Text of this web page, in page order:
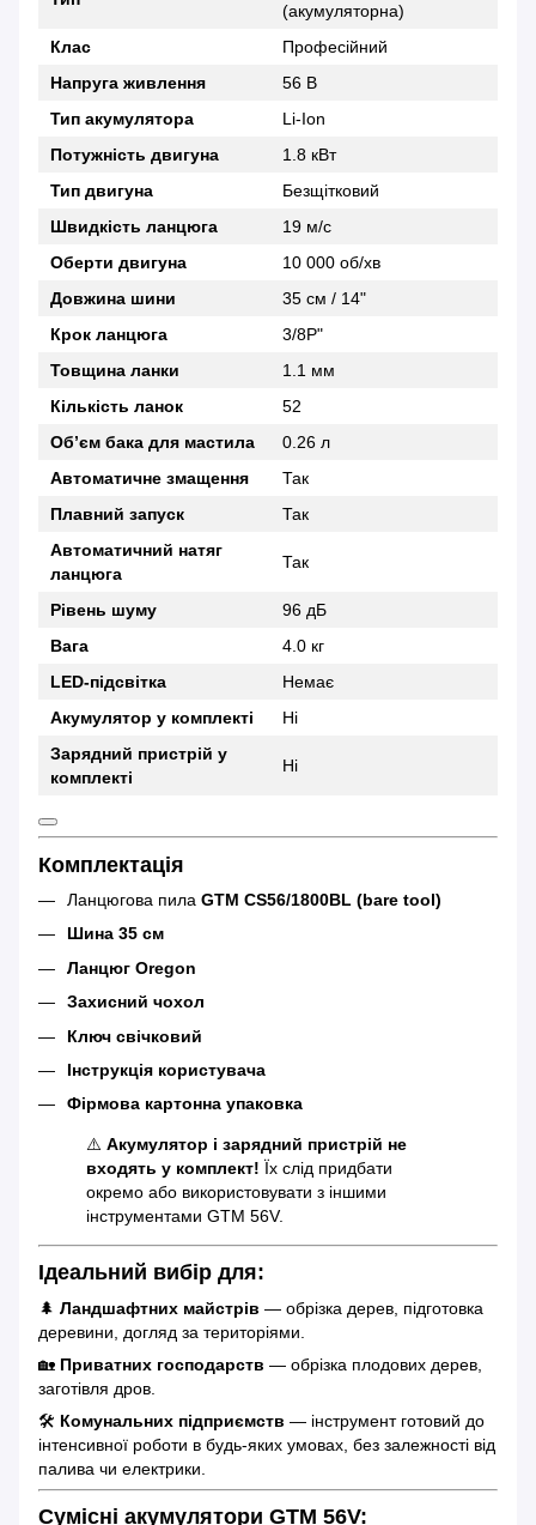
(акумуляторна)
Клас
Професійний
Напруга живлення
56 В
Тип акумулятора
Li-Ion
Потужність двигуна
1.8 кВт
Тип двигуна
Безщітковий
Швидкість ланцюга
19 м/с
Оберти двигуна
10 000 об/хв
Довжина шини
35 см / 14"
Крок ланцюга
3/8P"
Товщина ланки
1.1 мм
Кількість ланок
52
Об’єм бака для мастила
0.26 л
Автоматичне змащення
Так
Плавний запуск
Так
Автоматичний натяг
ланцюга
Так
Рівень шуму
96 дБ
Вага
4.0 кг
LED-підсвітка
Немає
Акумулятор у комплекті
Ні
Зарядний пристрій у
комплекті
Ні
Комплектація
Ланцюгова пила GTM CS56/1800BL (bare tool)
Шина 35 см
Ланцюг Oregon
Захисний чохол
Ключ свічковий
Інструкція користувача
Фірмова картонна упаковка
⚠️ Акумулятор і зарядний пристрій не
входять у комплект! Їх слід придбати
окремо або використовувати з іншими
інструментами GTM 56V.
Ідеальний вибір для:
🌲 Ландшафтних майстрів — обрізка дерев, підготовка
деревини, догляд за територіями.
🏡 Приватних господарств — обрізка плодових дерев,
заготівля дров.
🛠 Комунальних підприємств — інструмент готовий до
інтенсивної роботи в будь-яких умовах, без залежності від
палива чи електрики.
Сумісні акумулятори GTM 56V: